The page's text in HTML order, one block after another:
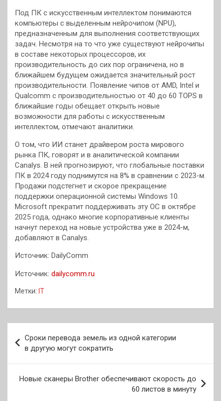
Под ПК с искусственным интеллектом понимаются
компьютеры с выделенным нейрочипом (NPU),
предназначенным для выполнения соответствующих
задач. Несмотря на то что уже существуют нейрочипы
в составе некоторых процессоров, их
производительность до сих пор ограничена, но в
ближайшем будущем ожидается значительный рост
производительности. Появление чипов от AMD, Intel и
Qualcomm с производительностью от 40 до 60 TOPS в
ближайшие годы обещает открыть новые
возможности для работы с искусственным
интеллектом, отмечают аналитики.
О том, что ИИ станет драйвером роста мирового
рынка ПК, говорят и в аналитической компании
Canalys. В ней прогнозируют, что глобальные поставки
ПК в 2024 году поднимутся на 8% в сравнении с 2023-м.
Продажи подстегнет и скорое прекращение
поддержки операционной системы Windows 10.
Microsoft прекратит поддерживать эту ОС в октябре
2025 года, однако многие корпоративные клиенты
начнут переход на новые устройства уже в 2024-м,
добавляют в Canalys.
Источник: DailyComm
Источник: dailycomm.ru
Метки: IT
по
записям
Сроки перевода земель из одной категории
в другую могут сократить
Новые сканеры Brother обеспечивают скорость до
60 листов в минуту